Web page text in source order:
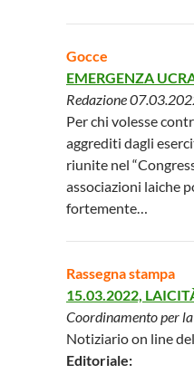
Gocce
EMERGENZA
Redazione
Per chi volesse
aggrediti dagli
riunite nel
associazioni laiche
fortemente…
Rassegna stampa
15.03.2022,
Coordinamento per
Notiziario on line
Editoriale: